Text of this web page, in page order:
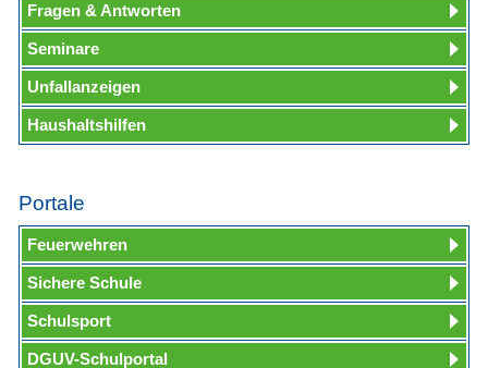
Fragen & Antworten
Seminare
Unfallanzeigen
Haushaltshilfen
Portale
Feuerwehren
Sichere Schule
Schulsport
DGUV-Schulportal